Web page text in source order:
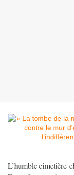
L’humble cimetière